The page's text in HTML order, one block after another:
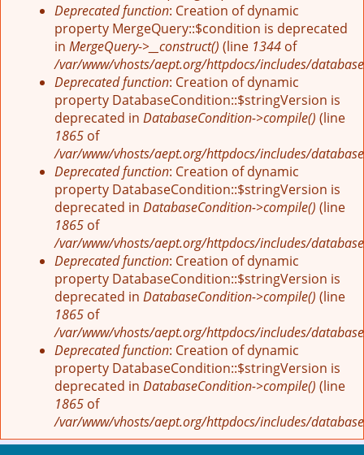
Deprecated function: Creation of dynamic
property MergeQuery::$condition is deprecated
in MergeQuery->__construct() (line 1344 of
/var/www/vhosts/aept.org/httpdocs/includes/
Deprecated function: Creation of dynamic
property DatabaseCondition::$stringVersion is
deprecated in DatabaseCondition->compile() (line
1865 of
/var/www/vhosts/aept.org/httpdocs/includes/
Deprecated function: Creation of dynamic
property DatabaseCondition::$stringVersion is
deprecated in DatabaseCondition->compile() (line
1865 of
/var/www/vhosts/aept.org/httpdocs/includes/
Deprecated function: Creation of dynamic
property DatabaseCondition::$stringVersion is
deprecated in DatabaseCondition->compile() (line
1865 of
/var/www/vhosts/aept.org/httpdocs/includes/
Deprecated function: Creation of dynamic
property DatabaseCondition::$stringVersion is
deprecated in DatabaseCondition->compile() (line
1865 of
/var/www/vhosts/aept.org/httpdocs/includes/